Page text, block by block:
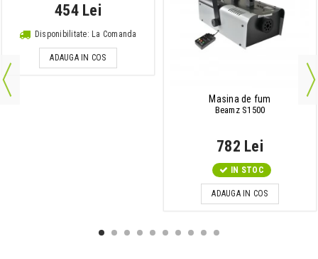
454 Lei
Disponibilitate: La Comanda
ADAUGA IN COS
Masina de fum
Beamz S1500
782 Lei
IN STOC
ADAUGA IN COS